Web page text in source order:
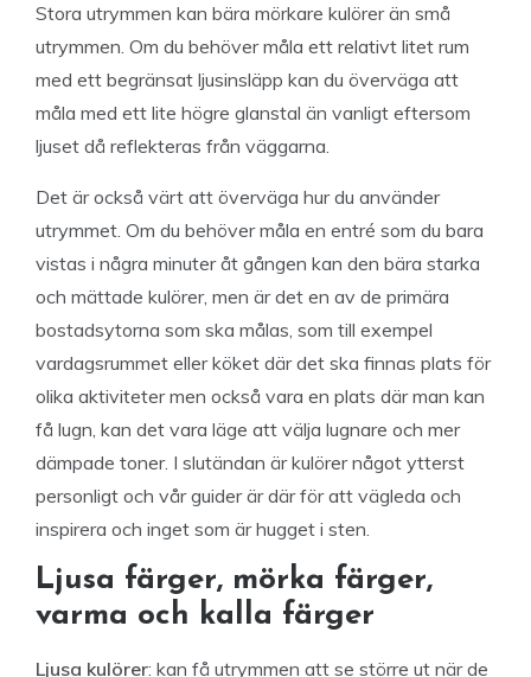
Stora utrymmen kan bära mörkare kulörer än små
utrymmen. Om du behöver måla ett relativt litet rum
med ett begränsat ljusinsläpp kan du överväga att
måla med ett lite högre glanstal än vanligt eftersom
ljuset då reflekteras från väggarna.
Det är också värt att överväga hur du använder
utrymmet. Om du behöver måla en entré som du bara
vistas i några minuter åt gången kan den bära starka
och mättade kulörer, men är det en av de primära
bostadsytorna som ska målas, som till exempel
vardagsrummet eller köket där det ska finnas plats för
olika aktiviteter men också vara en plats där man kan
få lugn, kan det vara läge att välja lugnare och mer
dämpade toner. I slutändan är kulörer något ytterst
personligt och vår guider är där för att vägleda och
inspirera och inget som är hugget i sten.
Ljusa färger, mörka färger,
varma och kalla färger
Ljusa kulörer: kan få utrymmen att se större ut när de